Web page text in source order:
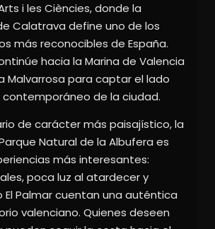
i les Ciències, donde la
Calatrava define uno de los
más reconocibles de España.
hacia la Marina de Valencia
Malvarrosa para captar el lado
de la ciudad.
de carácter más paisajístico, la
Natural de la Albufera es
más interesantes:
poca luz al atardecer y
Palmar cuentan una auténtica
valenciano. Quienes deseen